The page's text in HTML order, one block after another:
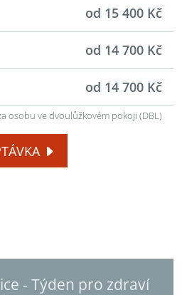
od 15 400 Kč
od 14 700 Kč
od 14 700 Kč
osobu ve dvoulůžkovém pokoji (DBL)
- Týden pro zdraví